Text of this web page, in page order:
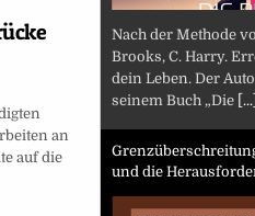
an
auf die
Nach der Methode
Brooks, C. Harry.
dein Leben. Der
seinem Buch „Die [...]
und die